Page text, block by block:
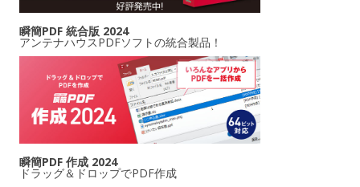
瞬簡PDF 統合版 2024
アンテナハウスPDFソフトの統合製品！
瞬簡PDF 作成 2024
ドラッグ＆ドロップでPDF作成